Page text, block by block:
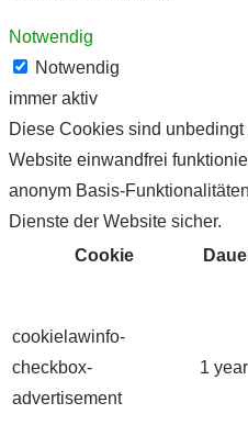
Notwendig
Notwendig
immer aktiv
Diese Cookies sind
Website einwandfrei
anonym Basis-
Dienste der Website sicher.
Cookie
cookielawinfo-
checkbox-
advertisement
1 year